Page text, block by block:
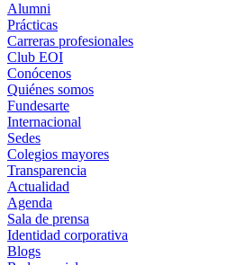
Alumni
Prácticas
Carreras profesionales
Club EOI
Conócenos
Quiénes somos
Fundesarte
Internacional
Sedes
Colegios mayores
Transparencia
Actualidad
Agenda
Sala de prensa
Identidad corporativa
Blogs